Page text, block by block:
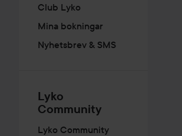
Club Lyko
Mina bokningar
Nyhetsbrev & SMS
Lyko
Community
Lyko Community